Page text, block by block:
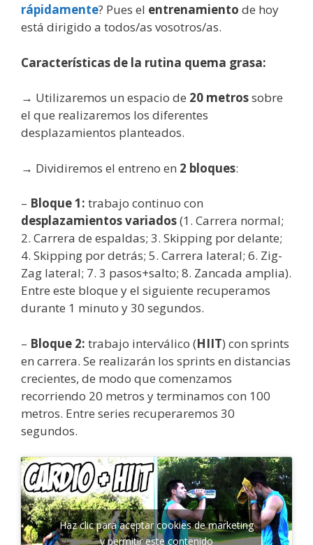
rápidamente? Pues el entrenamiento de hoy
está dirigido a todos/as vosotros/as.
Características de la rutina quema grasa:
→ Utilizaremos un espacio de 20 metrossobre
el que realizaremos los diferentes
desplazamientos planteados.
→ Dividiremos el entreno en 2 bloques:
– Bloque 1: trabajo continuo con
desplazamientos variados(1. Carrera normal;
2. Carrera de espaldas; 3. Skipping por delante;
4. Skipping por detrás; 5. Carrera lateral; 6. Zig-
Zag lateral; 7. 3 pasos+salto; 8. Zancada amplia).
Entre este bloque y el siguiente recuperamos
durante 1 minuto y 30 segundos.
– Bloque 2: trabajo interválico (HIIT) con sprints
en carrera. Se realizarán los sprints en distancias
crecientes, de modo que comenzamos
recorriendo 20 metros y terminamos con 100
metros. Entre series recuperaremos 30
segundos.
Haz clic para aceptar cookies de marketing
y permitir este contenido